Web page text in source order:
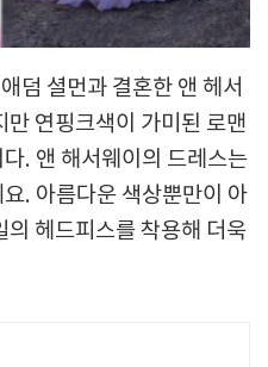
덤 셜먼과 결혼한 앤 헤서
연핑크색이 가미된 로맨
. 앤 해서웨이의 드레스는
. 아름다운 색상뿐만이 아
의 헤드피스를 착용해 더욱